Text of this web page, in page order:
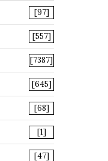
[97]
[557]
[7387]
[645]
[68]
[1]
[47]